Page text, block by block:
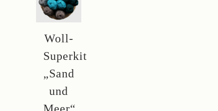
Woll-
Superkit
„Sand
und